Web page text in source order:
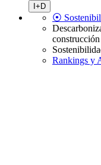
I+D
⦿
construcción
Rankings y